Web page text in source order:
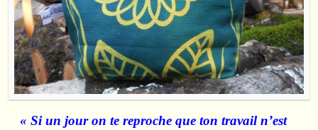
« Si un jour on te reproche que ton travail n’est